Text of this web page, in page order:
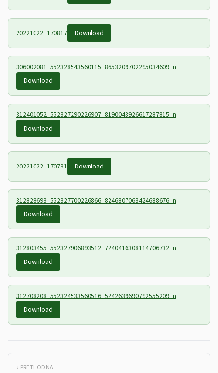
20221022_170817 Download
306002081_552328543560115_8653209702295034609_n
Download
312401052_552327290226907_8190043926617287815_n
Download
20221022_170731 Download
312828693_552327700226866_8246807063424688676_n
Download
312803455_552327906893512_7240416308114706732_n
Download
312708208_552324533560516_5242639690792555209_n
Download
« PRETHODNA